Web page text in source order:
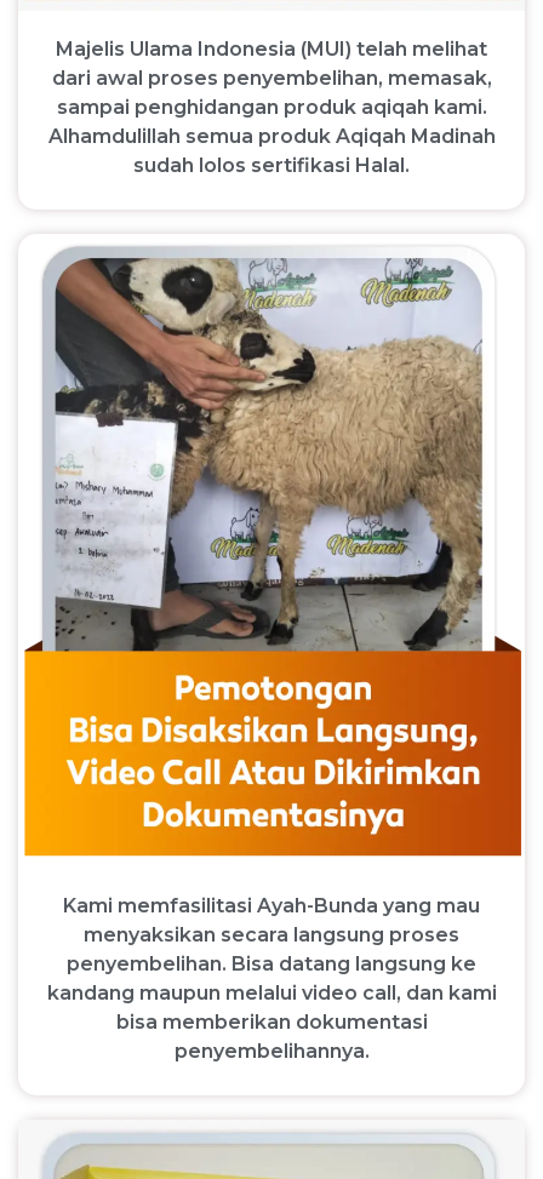
Majelis Ulama Indonesia (MUI) telah melihat
dari awal proses penyembelihan, memasak,
sampai penghidangan produk aqiqah kami.
Alhamdulillah semua produk Aqiqah Madinah
sudah lolos sertifikasi Halal.
Kami memfasilitasi Ayah-Bunda yang mau
menyaksikan secara langsung proses
penyembelihan. Bisa datang langsung ke
kandang maupun melalui video call, dan kami
bisa memberikan dokumentasi
penyembelihannya.